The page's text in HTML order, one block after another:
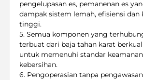
pengelupasan es, pemanenan es
dampak sistem lemah, efisiensi dan
tinggi.
5. Semua komponen yang
terbuat dari baja tahan karat
untuk memenuhi standar
kebersihan.
6. Pengoperasian tanpa